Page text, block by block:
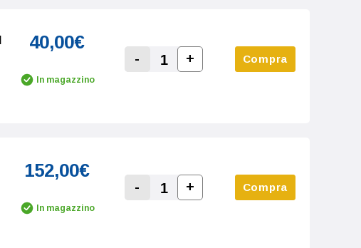
40,00€
In magazzino Decrease Quantity:
-
Increase Quantity:
+ Compra
152,00€
In magazzino Decrease Quantity:
-
Increase Quantity:
+ Compra